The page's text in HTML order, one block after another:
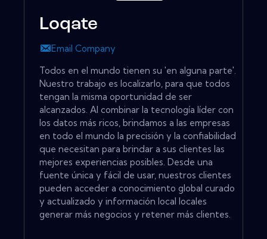
Loqate
Email Company
Todos en el mundo tienen su 'en alguna parte'.
Nuestro trabajo es localizarlo, para que todos
tengan la misma oportunidad de ser
alcanzados. Al combinar la tecnología líder con
los datos más ricos, brindamos a las empresas
en todo el mundo la precisión y la confiabilidad
que necesitan para brindar a sus clientes las
mejores experiencias posibles. Desde una
fuente única y fácil de usar, nuestros clientes
pueden acceder a conocimiento global curado
y actualizado y información local locales
generar más negocios y retener más clientes.